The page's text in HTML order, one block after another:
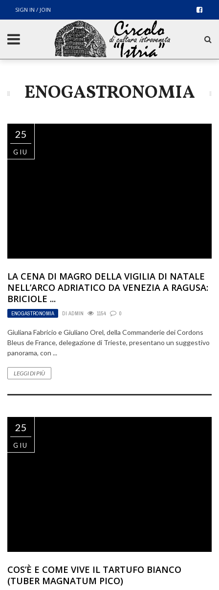
SIGN IN / JOIN
ENOGASTRONOMIA
25
GIU
LA CENA DI MAGRO DELLA VIGILIA DI NATALE
NELL’ARCO ADRIATICO DA VENEZIA A RAGUSA:
BRICIOLE ...
ENOGASTRONOMIA DI ADMIN 1154 0
Giuliana Fabricio e Giuliano Orel, della Commanderie dei Cordons
Bleus de France, delegazione di Trieste, presentano un suggestivo
panorama, con ...
LEGGI DI PIÙ
25
GIU
COS’È E COME VIVE IL TARTUFO BIANCO
(TUBER MAGNATUM PICO)